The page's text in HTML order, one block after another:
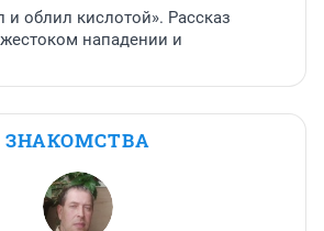
и облил кислотой». Рассказ
нападении и
ЗНАКОМСТВА